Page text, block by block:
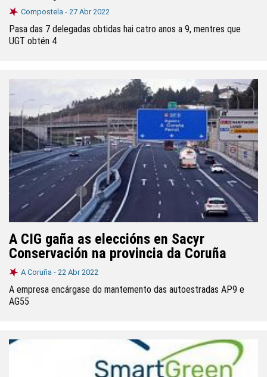
Compostela - 27 Abr 2022
Pasa das 7 delegadas obtidas hai catro anos a 9, mentres que
UGT obtén 4
A CIG gaña as eleccións en Sacyr
Conservación na provincia da Coruña
A Coruña - 22 Abr 2022
A empresa encárgase do mantemento das autoestradas AP9 e
AG55